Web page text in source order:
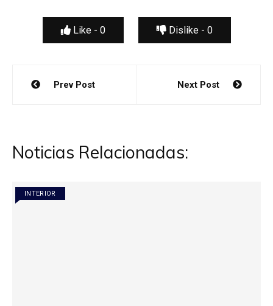
Like - 0 Dislike - 0
Navegación
Prev Post Next Post
Noticias Relacionadas:
INTERIOR